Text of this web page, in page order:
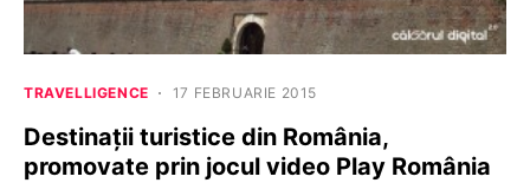
TRAVELLIGENCE 17 FEBRUARIE 2015
Destinații turistice din România,
promovate prin jocul video Play România